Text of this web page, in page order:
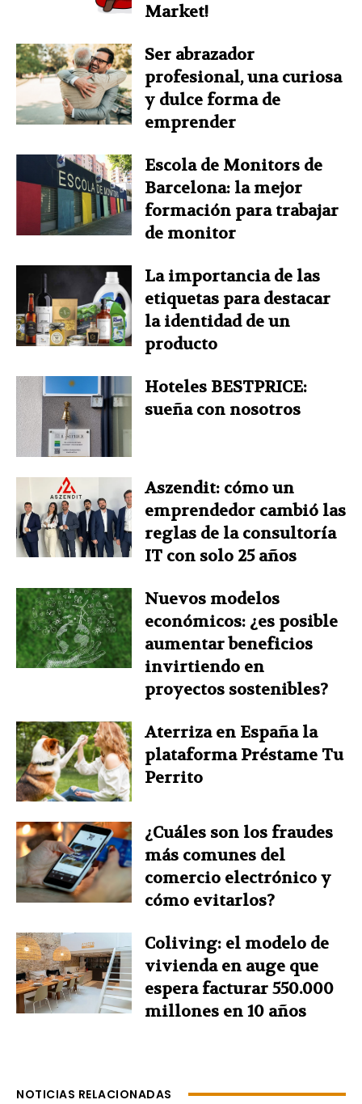
Market!
Ser abrazador
profesional, una curiosa
y dulce forma de
emprender
Escola de Monitors de
Barcelona: la mejor
formación para trabajar
de monitor
La importancia de las
etiquetas para destacar
la identidad de un
producto
Hoteles BESTPRICE:
sueña con nosotros
Aszendit: cómo un
emprendedor cambió las
reglas de la consultoría
IT con solo 25 años
Nuevos modelos
económicos: ¿es posible
aumentar beneficios
invirtiendo en
proyectos sostenibles?
Aterriza en España la
plataforma Préstame Tu
Perrito
¿Cuáles son los fraudes
más comunes del
comercio electrónico y
cómo evitarlos?
Coliving: el modelo de
vivienda en auge que
espera facturar 550.000
millones en 10 años
NOTICIAS RELACIONADAS